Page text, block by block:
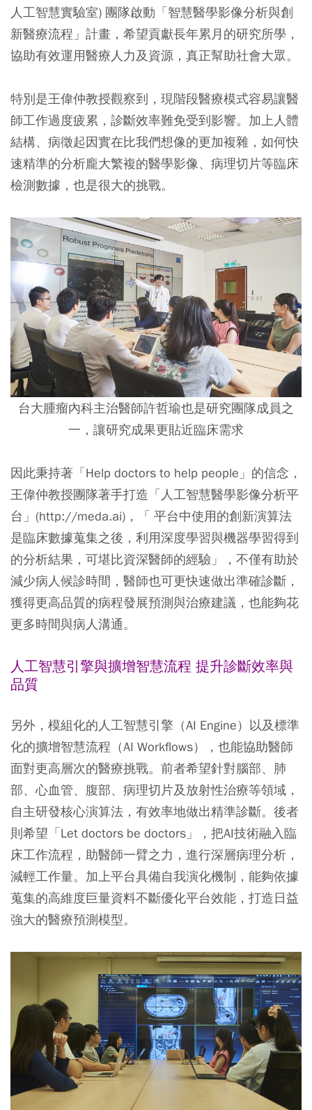
人工智慧實驗室) 團隊啟動「智慧醫學影像分析與創
新醫療流程」計畫，希望貢獻長年累月的研究所學，
協助有效運用醫療人力及資源，真正幫助社會大眾。
特別是王偉仲教授觀察到，現階段醫療模式容易讓醫
師工作過度疲累，診斷效率難免受到影響。加上人體
結構、病徵起因實在比我們想像的更加複雜，如何快
速精準的分析龐大繁複的醫學影像、病理切片等臨床
檢測數據，也是很大的挑戰。
台大腫瘤內科主治醫師許哲瑜也是研究團隊成員之
一，讓研究成果更貼近臨床需求
因此秉持著「Help doctors to help people」的信念，
王偉仲教授團隊著手打造「人工智慧醫學影像分析平
台」(http://meda.ai)，「 平台中使用的創新演算法
是臨床數據蒐集之後，利用深度學習與機器學習得到
的分析結果，可堪比資深醫師的經驗」，不僅有助於
減少病人候診時間，醫師也可更快速做出準確診斷，
獲得更高品質的病程發展預測與治療建議，也能夠花
更多時間與病人溝通。
人工智慧引擎與擴增智慧流程 提升診斷效率與
品質
另外，模組化的人工智慧引擎（AI Engine）以及標準
化的擴增智慧流程（AI Workflows），也能協助醫師
面對更高層次的醫療挑戰。前者希望針對腦部、肺
部、心血管、腹部、病理切片及放射性治療等領域，
自主研發核心演算法，有效率地做出精準診斷。後者
則希望「Let doctors be doctors」，把AI技術融入臨
床工作流程，助醫師一臂之力，進行深層病理分析，
減輕工作量。加上平台具備自我演化機制，能夠依據
蒐集的高維度巨量資料不斷優化平台效能，打造日益
強大的醫療預測模型。